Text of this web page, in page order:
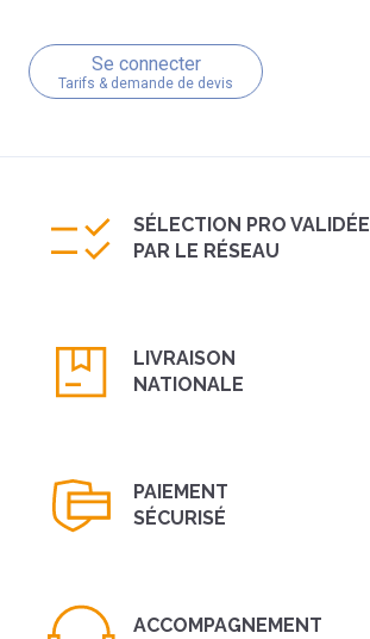
Se connecter
Tarifs & demande de devis
SÉLECTION PRO VALIDÉE
PAR LE RÉSEAU
LIVRAISON
NATIONALE
PAIEMENT
SÉCURISÉ
ACCOMPAGNEMENT